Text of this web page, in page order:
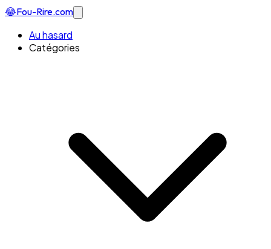
😂Fou-Rire.com
Au hasard
Catégories